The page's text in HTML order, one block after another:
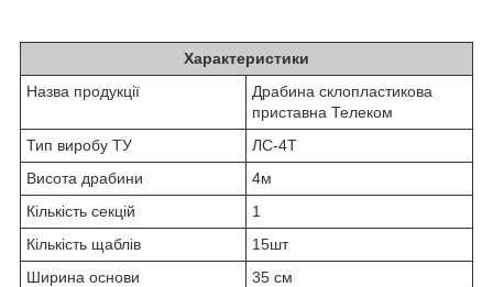
Характеристики
Назва продукції
Драбина склопластикова
приставна Телеком
Тип виробу ТУ
ЛС-4Т
Висота драбини
4м
Кількість секцій
1
Кількість щаблів
15шт
Ширина основи
35 см